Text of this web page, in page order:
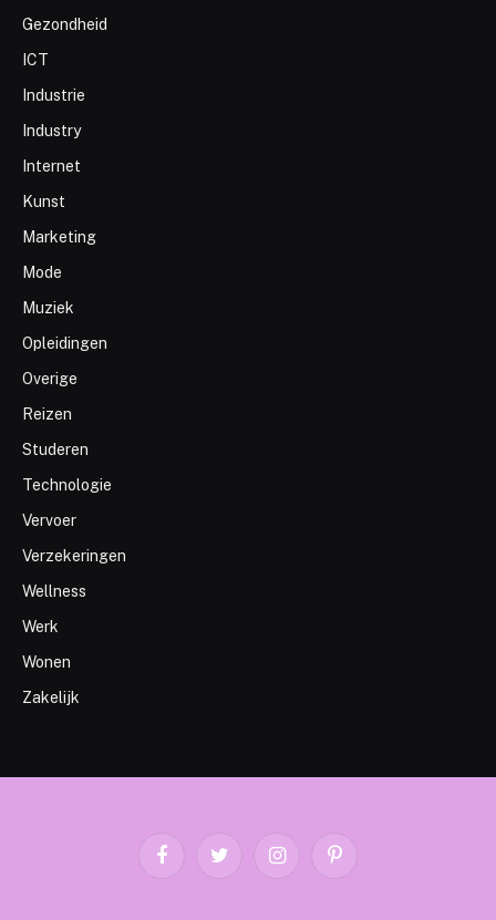
Gezondheid
ICT
Industrie
Industry
Internet
Kunst
Marketing
Mode
Muziek
Opleidingen
Overige
Reizen
Studeren
Technologie
Vervoer
Verzekeringen
Wellness
Werk
Wonen
Zakelijk
FacebookTwitter InstagramPinterest